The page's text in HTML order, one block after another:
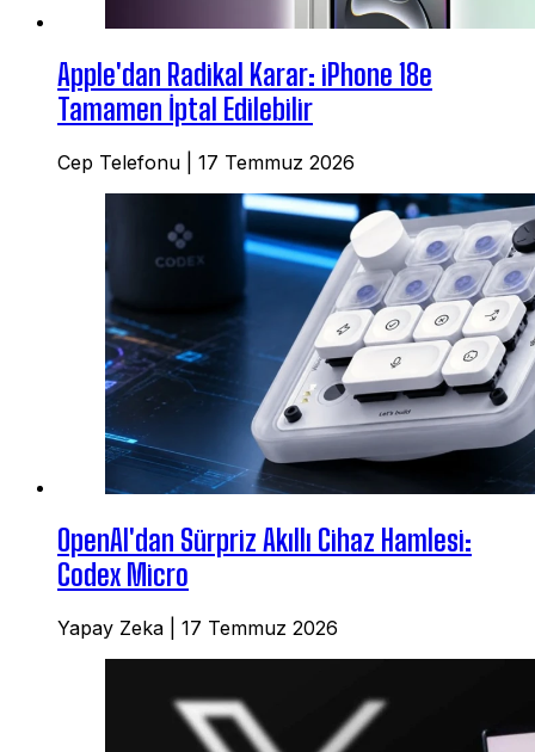
Apple'dan Radikal Karar: iPhone 18e
Tamamen İptal Edilebilir
Cep Telefonu 17 Temmuz 2026
OpenAI'dan Sürpriz Akıllı Cihaz Hamlesi:
Codex Micro
Yapay Zeka 17 Temmuz 2026